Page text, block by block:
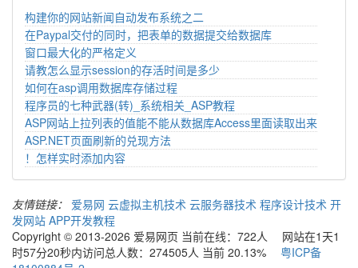
构建你的网站新闻自动发布系统之二
在Paypal交付的同时，把表单的数据提交给数据库
窗口最大化的严格定义
请教怎么显示session的存活时间是多少
如何在asp调用数据库存储过程
程序员的七种武器(转)_系统相关_ASP教程
ASP网站上拉列表的值能不能从数据库Access里面读取出来
ASP.NET页面刷新的兑现方法
！怎样实时添加内容
友情链接： 爱易网 云虚拟主机技术 云服务器技术 程序设计技术 开
发网站 APP开发教程
Copyright © 2013-2026 爱易网页 当前在线：722人 网站在1天1
时57分20秒内访问总人数：274505人 当前 20.13% 粤ICP备